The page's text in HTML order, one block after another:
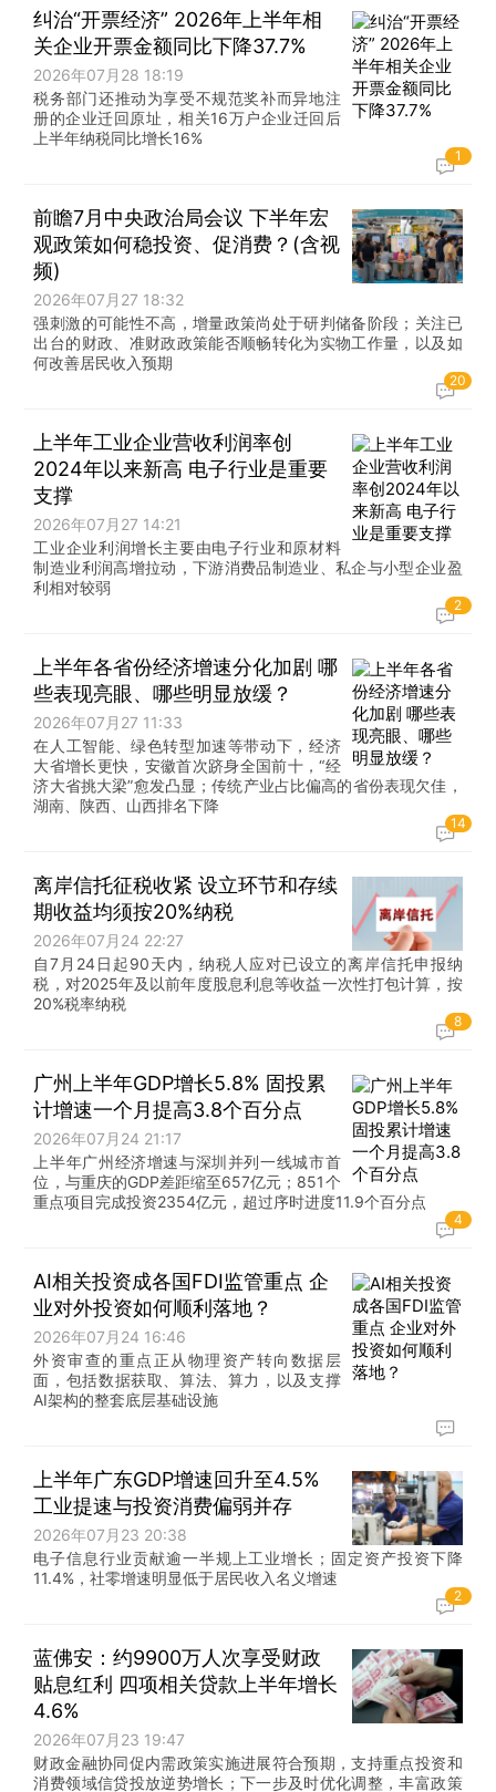
纠治“开票经济” 2026年上半年相
关企业开票金额同比下降37.7%
2026年07月28 18:19
税务部门还推动为享受不规范奖补而异地注
册的企业迁回原址，相关16万户企业迁回后
上半年纳税同比增长16%
1
前瞻7月中央政治局会议 下半年宏
观政策如何稳投资、促消费？(含视
频)
2026年07月27 18:32
强刺激的可能性不高，增量政策尚处于研判储备阶段；关注已
出台的财政、准财政政策能否顺畅转化为实物工作量，以及如
何改善居民收入预期
20
上半年工业企业营收利润率创
2024年以来新高 电子行业是重要
支撑
2026年07月27 14:21
工业企业利润增长主要由电子行业和原材料
制造业利润高增拉动，下游消费品制造业、私企与小型企业盈
利相对较弱
2
上半年各省份经济增速分化加剧 哪
些表现亮眼、哪些明显放缓？
2026年07月27 11:33
在人工智能、绿色转型加速等带动下，经济
大省增长更快，安徽首次跻身全国前十，“经
济大省挑大梁”愈发凸显；传统产业占比偏高的省份表现欠佳，
湖南、陕西、山西排名下降
14
离岸信托征税收紧 设立环节和存续
期收益均须按20%纳税
2026年07月24 22:27
自7月24日起90天内，纳税人应对已设立的离岸信托申报纳
税，对2025年及以前年度股息利息等收益一次性打包计算，按
20%税率纳税
8
广州上半年GDP增长5.8% 固投累
计增速一个月提高3.8个百分点
2026年07月24 21:17
上半年广州经济增速与深圳并列一线城市首
位，与重庆的GDP差距缩至657亿元；851个
重点项目完成投资2354亿元，超过序时进度11.9个百分点
4
AI相关投资成各国FDI监管重点 企
业对外投资如何顺利落地？
2026年07月24 16:46
外资审查的重点正从物理资产转向数据层
面，包括数据获取、算法、算力，以及支撑
AI架构的整套底层基础设施
上半年广东GDP增速回升至4.5%
工业提速与投资消费偏弱并存
2026年07月23 20:38
电子信息行业贡献逾一半规上工业增长；固定资产投资下降
11.4%，社零增速明显低于居民收入名义增速
2
蓝佛安：约9900万人次享受财政
贴息红利 四项相关贷款上半年增长
4.6%
2026年07月23 19:47
财政金融协同促内需政策实施进展符合预期，支持重点投资和
消费领域信贷投放逆势增长；下一步及时优化调整，丰富政策